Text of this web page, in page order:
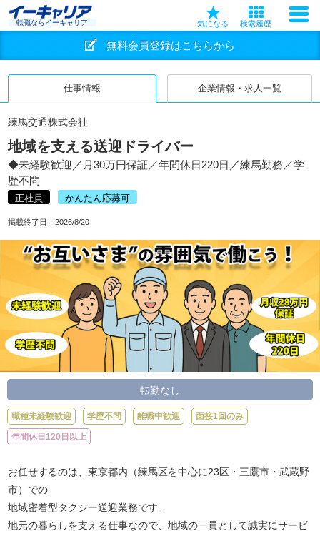
転職ならイーキャリア 気になる 検索履歴
無料会員登録はこちらから
仕事情報 企業情報・求人一覧
練馬交通株式会社
地域を支える送迎ドライバー
◆未経験歓迎／月30万円保証／年間休日220日／練馬勤務／学
歴不問
正社員 かんたん応募可
掲載終了日： 2026/8/20
転勤なし
職種未経験歓迎 学歴不問 離職中歓迎 面接1回のみ
年間休日120日以上
お任せするのは、東京都内（練馬区を中心に23区・三鷹市・武蔵野
市）での
地域密着型タクシー送迎業務です。
地元の暮らしを支える仕事なので、地域の一員として誠実にサービ